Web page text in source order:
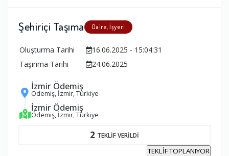
Şehiriçi Taşıma Daire, İşyeri
Oluşturma Tarihi
16.06.2025 - 15:04:31
Taşınma Tarihi
24.06.2025
İzmir Ödemiş
Ödemiş, İzmir, Türkiye
İzmir Ödemiş
Ödemiş, İzmir, Türkiye
2 TEKLİF VERİLDİ
TEKLİF TOPLANIYOR